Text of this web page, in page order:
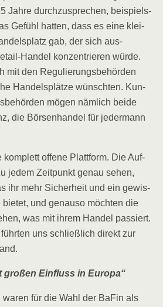
Jah­re durch­zu­spre­chen, bei­spiels­
Gefühl hat­ten, dass es eine klei­
gab, der sich aus­
Han­del kon­zen­trie­ren wür­de.
mit den Regu­lie­rungs­be­hör­den
Han­dels­plät­ze wünsch­ten. Kun­
mögen näm­lich bei­de
die Bör­sen­han­del für jeder­mann
kom­plett offe­ne Platt­form. Die Auf­
jedem Zeit­punkt genau sehen,
ihr mehr Sicher­heit und ein gewis­
und genau­so möch­ten die
was mit ihrem Han­del pas­siert.
uns schließ­lich direkt zur
gro­ßen Ein­fluss in Europa“
für die Wahl der BaFin als